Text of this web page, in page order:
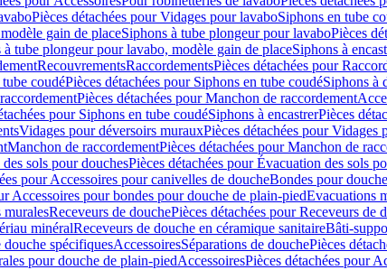
Pièces détachées pour Vidages pour lavaboSiphons en tube
gain de placeSiphons à tube plongeur pour lavaboPièces
à tube plongeur pour lavabo, modèle gain de placeSiphons à
RecouvrementsRaccordementsPièces détachées pour
coudéPièces détachées pour Siphons en tube coudéSiphons à
Pièces détachées pour Manchon de raccordement
pour Siphons en tube coudéSiphons à encastrerPièces
Vidages pour déversoirs murauxPièces détachées pour Vidages
Manchon de raccordementPièces détachées pour Manchon de
sols pour douchesPièces détachées pour Évacuation des sols
pour Accessoires pour canivelles de doucheBondes pour
Accessoires pour bondes pour douche de plain-piedEvacuations
muralesReceveurs de douchePièces détachées pour Receveurs de
minéralReceveurs de douche en céramique sanitaireBâti-
douche spécifiquesAccessoiresSéparations de douchePièces
pour douche de plain-piedAccessoiresPièces détachées pour